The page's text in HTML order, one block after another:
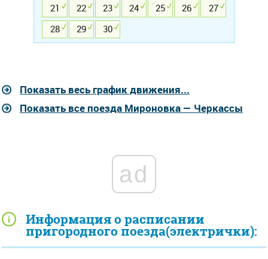
Информация о расписании
пригородного поезда(электрички):
21
22 23 24 25 26
27
28
29 30
Показать весь график движения...
Показать все поезда Мироновка — Черкассы
ad